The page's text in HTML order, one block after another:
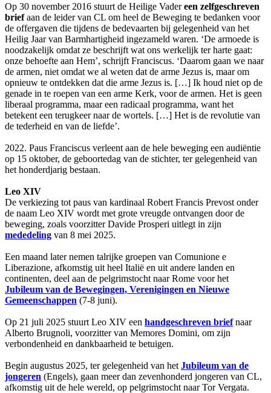
Op 30 november 2016 stuurt de Heilige Vadereen zelfgeschreven
briefaan de leider van CL om heel de Beweging te bedanken voor
de offergaven die tijdens de bedevaarten bij gelegenheid van het
Heilig Jaar van Barmhartigheid ingezameld waren. ‘De armoede is
noodzakelijk omdat ze beschrijft wat ons werkelijk ter harte gaat:
onze behoefte aan Hem’, schrijft Franciscus. ‘Daarom gaan we naar
de armen, niet omdat we al weten dat de arme Jezus is, maar om
opnieuw te ontdekken dat die arme Jezus is. […] Ik houd niet op de
genade in te roepen van een arme Kerk, voor de armen. Het is geen
liberaal programma, maar een radicaal programma, want het
betekent een terugkeer naar de wortels. […] Het is de revolutie van
de tederheid en van de liefde’.
2022. Paus Franciscus verleent aan de hele beweging een audiëntie
op 15 oktober, de geboortedag van de stichter, ter gelegenheid van
het honderdjarig bestaan.
Leo XIV
De verkiezing tot paus van kardinaal Robert Francis Prevost onder
de naam Leo XIV wordt met grote vreugde ontvangen door de
beweging, zoals voorzitter Davide Prosperi uitlegt in zijn
mededeling van 8 mei 2025.
Een maand later nemen talrijke groepen van Comunione e
Liberazione, afkomstig uit heel Italië en uit andere landen en
continenten, deel aan de pelgrimstocht naar Rome voor het
Jubileum van de Bewegingen, Verenigingen en Nieuwe
Gemeenschappen (7-8 juni).
Op 21 juli 2025 stuurt Leo XIV een handgeschreven briefnaar
Alberto Brugnoli, voorzitter van Memores Domini, om zijn
verbondenheid en dankbaarheid te betuigen.
Begin augustus 2025, ter gelegenheid van het Jubileum van de
jongeren (Engels), gaan meer dan zevenhonderd jongeren van CL,
afkomstig uit de hele wereld, op pelgrimstocht naar Tor Vergata.